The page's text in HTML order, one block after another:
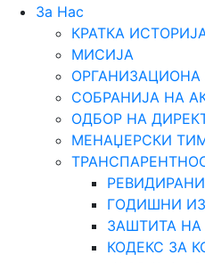
За Нас
КРАТКА
МИСИЈА
ОРГАНИЗАЦИОНА
СОБРАНИЈА НА
ОДБОР НА
МЕНАЏЕРСКИ
ГОДИШНИ
ЗАШТИТА
КОДЕКС ЗА